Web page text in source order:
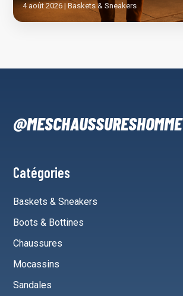
4 août 2026 | Baskets & Sneakers
@MESCHAUSSURESHOMME
Catégories
Baskets & Sneakers
Boots & Bottines
Chaussures
Mocassins
Sandales